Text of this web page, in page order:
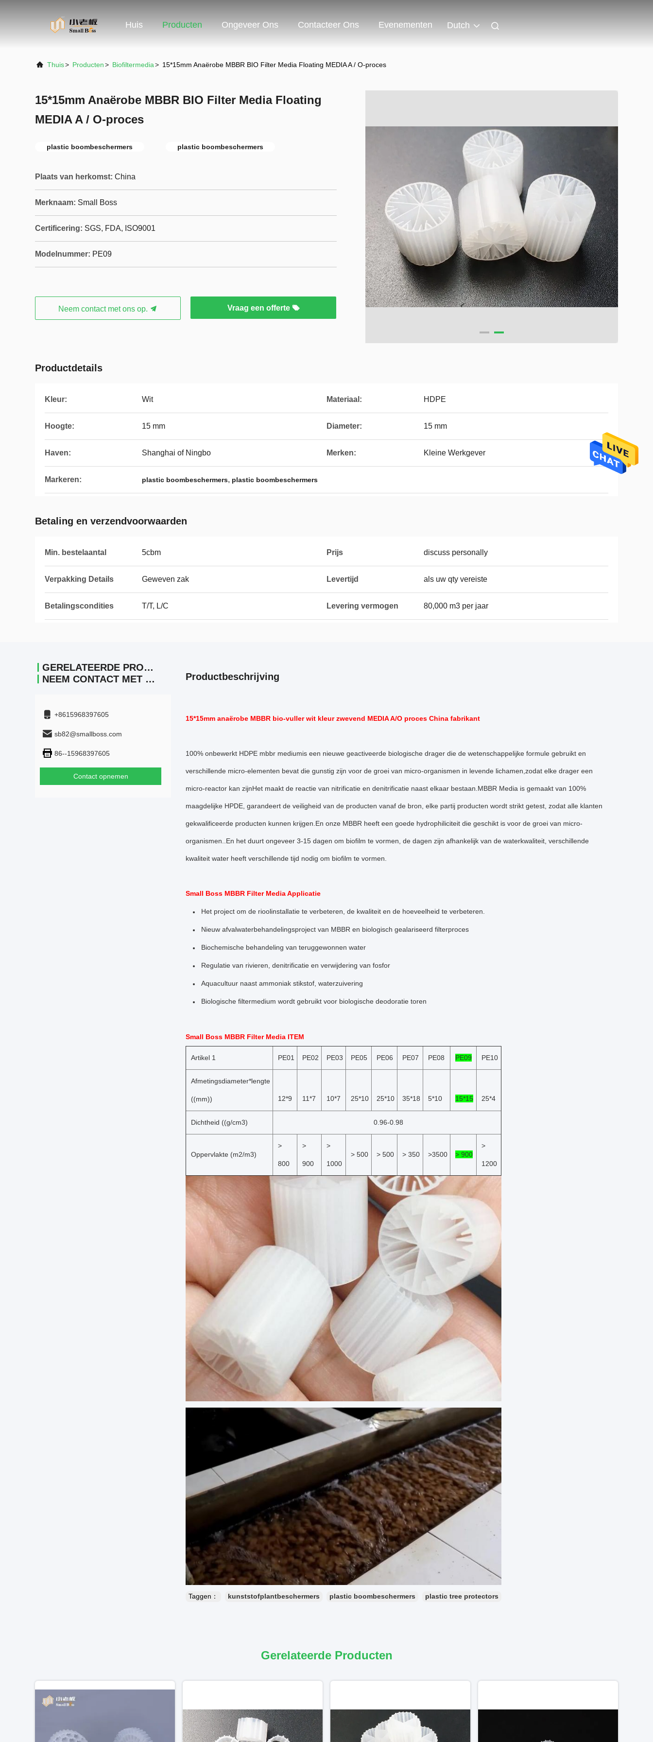
Huis Producten Ongeveer Ons Contacteer Ons Evenementen Dutch
Thuis> Producten> Biofiltermedia> 15*15mm Anaërobe MBBR BIO Filter Media Floating MEDIA A / O-proces
15*15mm Anaërobe MBBR BIO Filter Media Floating
MEDIA A / O-proces
plastic boombeschermers plastic boombeschermers
Plaats van herkomst: China
Merknaam: Small Boss
Certificering: SGS, FDA, ISO9001
Modelnummer: PE09
Neem contact met ons op. Vraag een offerte
Productdetails
Kleur: Wit Materiaal: HDPE
Hoogte: 15 mm Diameter: 15 mm
Haven: Shanghai of Ningbo Merken: Kleine Werkgever
Markeren: plastic boombeschermers, plastic boombeschermers
Betaling en verzendvoorwaarden
Min. bestelaantal 5cbm Prijs discuss personally
Verpakking Details Geweven zak Levertijd als uw qty vereiste
Betalingscondities T/T, L/C Levering vermogen 80,000 m3 per jaar
GERELATEERDE PRODUCTEN
NEEM CONTACT MET ONS OP.
+8615968397605
sb82@smallboss.com
86--15968397605
Contact opnemen
Productbeschrijving
15*15mm anaërobe MBBR bio-vuller wit kleur zwevend MEDIA A/O proces China fabrikant
100% onbewerkt HDPE mbbr mediumis een nieuwe geactiveerde biologische drager die de wetenschappelijke formule gebruikt en
verschillende micro-elementen bevat die gunstig zijn voor de groei van micro-organismen in levende lichamen,zodat elke drager een
micro-reactor kan zijnHet maakt de reactie van nitrificatie en denitrificatie naast elkaar bestaan. MBBR Media is gemaakt van 100%
maagdelijke HPDE, garandeert de veiligheid van de producten vanaf de bron, elke partij producten wordt strikt getest, zodat alle klanten
gekwalificeerde producten kunnen krijgen.En onze MBBR heeft een goede hydrophiliciteit die geschikt is voor de groei van micro-
organismen.. En het duurt ongeveer 3-15 dagen om biofilm te vormen, de dagen zijn afhankelijk van de waterkwaliteit, verschillende
kwaliteit water heeft verschillende tijd nodig om biofilm te vormen.
Small Boss MBBR Filter Media Applicatie
Het project om de rioolinstallatie te verbeteren, de kwaliteit en de hoeveelheid te verbeteren.
Nieuw afvalwaterbehandelingsproject van MBBR en biologisch gealariseerd filterproces
Biochemische behandeling van teruggewonnen water
Regulatie van rivieren, denitrificatie en verwijdering van fosfor
Aquacultuur naast ammoniak stikstof, waterzuivering
Biologische filtermedium wordt gebruikt voor biologische deodoratie toren
Small Boss MBBR Filter Media ITEM
Artikel 1 PE01 PE02 PE03 PE05 PE06 PE07 PE08 PE09 PE10
Afmetingsdiameter*lengte
((mm)) 12*9 11*7 10*7 25*10 25*10 35*18 5*10 15*15 25*4
Dichtheid ((g/cm3) 0.96-0.98
Oppervlakte (m2/m3)
>
800
>
900
>
1000
> 500 > 500 > 350 >3500 > 900
>
1200
Taggen： kunststofplantbeschermers plastic boombeschermers plastic tree protectors
Gerelateerde Producten